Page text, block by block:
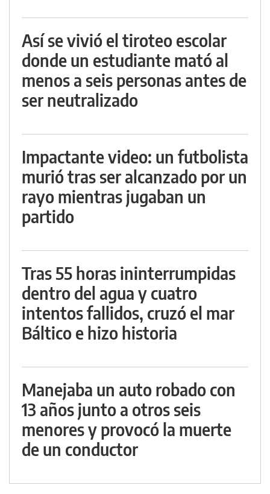
Así se vivió el tiroteo escolar
donde un estudiante mató al
menos a seis personas antes de
ser neutralizado
Impactante video: un futbolista
murió tras ser alcanzado por un
rayo mientras jugaban un
partido
Tras 55 horas ininterrumpidas
dentro del agua y cuatro
intentos fallidos, cruzó el mar
Báltico e hizo historia
Manejaba un auto robado con
13 años junto a otros seis
menores y provocó la muerte
de un conductor